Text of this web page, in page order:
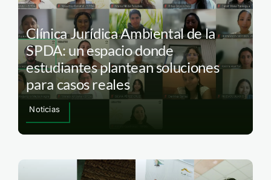
Clínica Jurídica Ambiental de la
SPDA: un espacio donde
estudiantes plantean soluciones
para casos reales
Noticias